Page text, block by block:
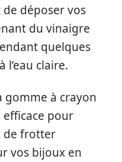
déposer vos
du vinaigre
quelques
l’eau claire.
gomme à crayon
pour
de frotter
vos bijoux en